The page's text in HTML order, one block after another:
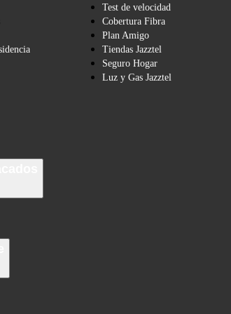
Test de velocidad
Cobertura Fibra
Plan Amigo
Tiendas Jazztel
Seguro Hogar
Luz y Gas Jazztel